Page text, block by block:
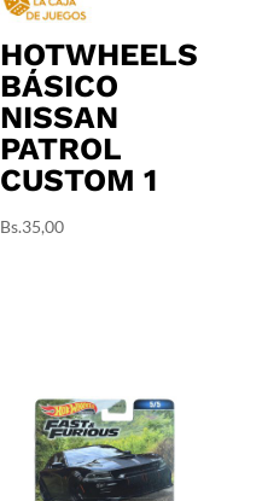
HOTWHEELS
BÁSICO
NISSAN
PATROL
CUSTOM 1
Bs.35,00